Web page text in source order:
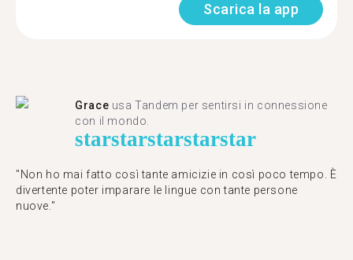
Scarica la app
Grace usa Tandem per sentirsi in connessione
con il mondo.
starstarstarstarstar
"Non ho mai fatto così tante amicizie in così poco tempo. È
divertente poter imparare le lingue con tante persone
nuove."